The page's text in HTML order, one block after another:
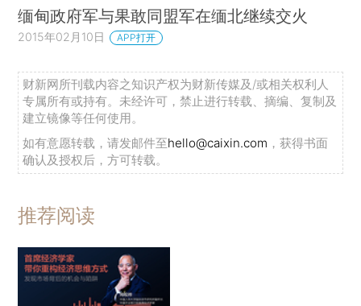
缅甸政府军与果敢同盟军在缅北继续交火
2015年02月10日 APP打开
财新网所刊载内容之知识产权为财新传媒及/或相关权利人
专属所有或持有。未经许可，禁止进行转载、摘编、复制及
建立镜像等任何使用。
如有意愿转载，请发邮件至hello@caixin.com ，获得书面
确认及授权后，方可转载。
推荐阅读